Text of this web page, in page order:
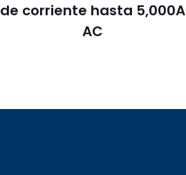
de corriente hasta 5,000A
AC